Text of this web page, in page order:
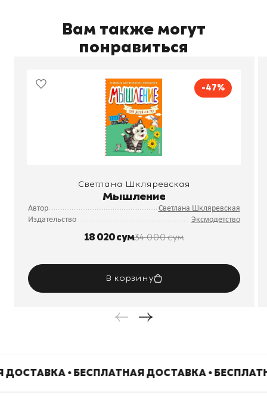
Вам также могут
понравиться
-47%
Светлана Шкляревская
Мышление
Автор
Светлана Шкляревская
Издательство
Эксмодетство
18 020 сум34 000 сум
В корзину
ДОСТАВКА • БЕСПЛАТНАЯ ДОСТАВКА •